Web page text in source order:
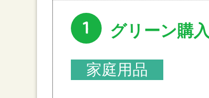
1 グリーン購入
家庭用品